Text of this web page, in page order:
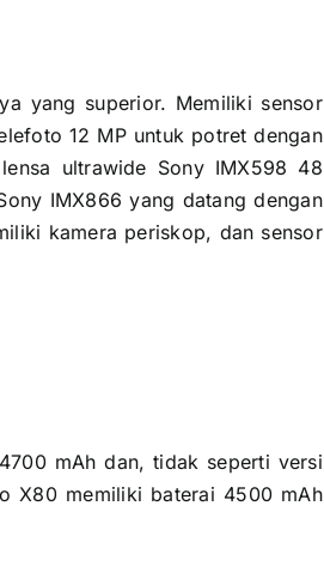
yang superior. Memiliki sensor
12 MP untuk potret dengan
ultrawide Sony IMX598 48
IMX866 yang datang dengan
kamera periskop, dan sensor
mAh dan, tidak seperti versi
X80 memiliki baterai 4500 mAh